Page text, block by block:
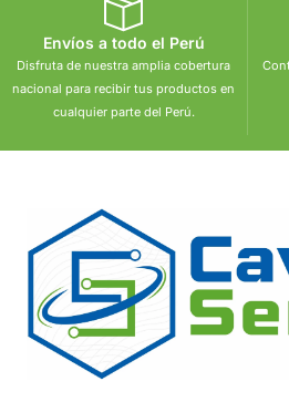
Envíos a todo el Perú
Disfruta de nuestra amplia cobertura
nacional para recibir tus productos en
cualquier parte del Perú.